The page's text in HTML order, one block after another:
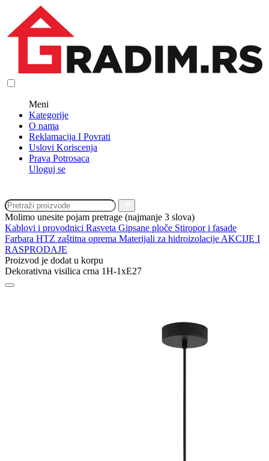
Meni
Kategorije
O nama
Reklamacija I Povrati
Uslovi Koriscenja
Prava Potrosaca
Uloguj se
Molimo unesite pojam pretrage (najmanje 3 slova)
Kablovi i provodnici Rasveta Gipsane ploče Stiropor i fasade
Farbara HTZ zaštitna oprema Materijali za hidroizolacije AKCIJE I
RASPRODAJE
Proizvod je dodat u korpu
Dekorativna visilica crna 1H-1xE27